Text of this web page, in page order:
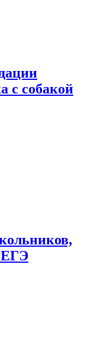
с собакой
ЕГЭ